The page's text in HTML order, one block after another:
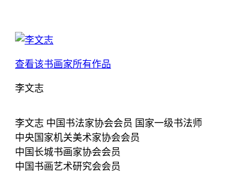
查看该书画家所有作品
李文志
李文志 中国书法家协会会员 国家一级书法师
中央国家机关美术家协会会员
中国长城书画家协会会员
中国书画艺术研究会会员